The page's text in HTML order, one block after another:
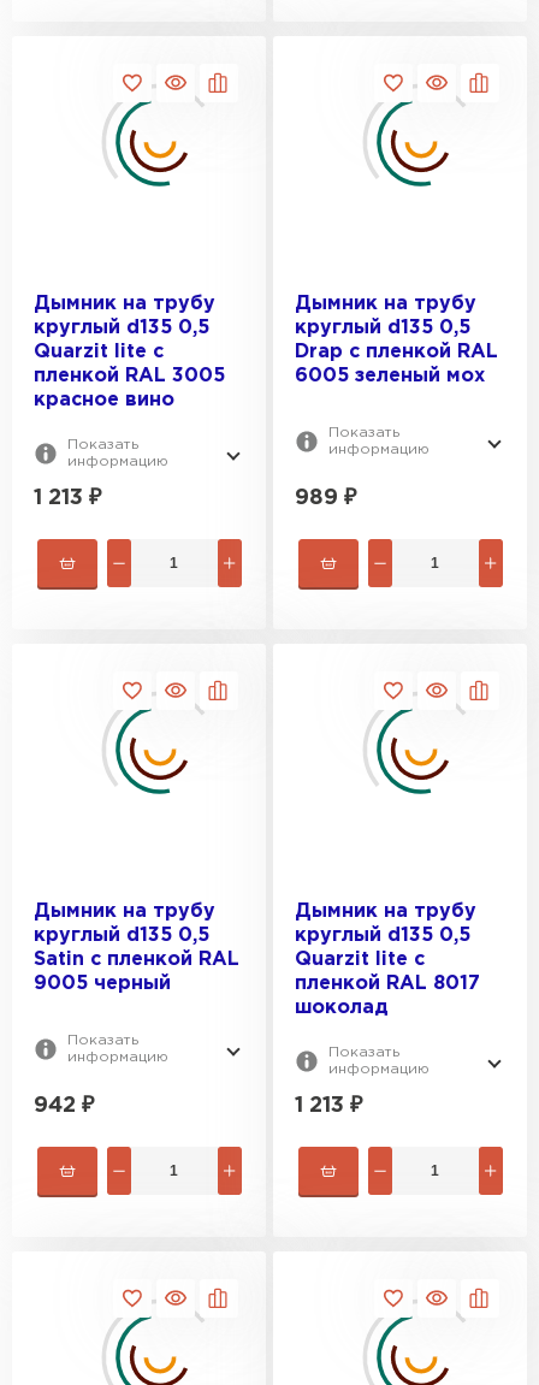
Дымник на трубу
круглый d135 0,5
Quarzit lite с
пленкой RAL 3005
красное вино
Показать
информацию
1 213 ₽
Дымник на трубу
круглый d135 0,5
Drap с пленкой RAL
6005 зеленый мох
Показать
информацию
989 ₽
Дымник на трубу
круглый d135 0,5
Satin с пленкой RAL
9005 черный
Показать
информацию
942 ₽
Дымник на трубу
круглый d135 0,5
Quarzit lite с
пленкой RAL 8017
шоколад
Показать
информацию
1 213 ₽
ПЕРЕЙТИ
Рулонная кровля